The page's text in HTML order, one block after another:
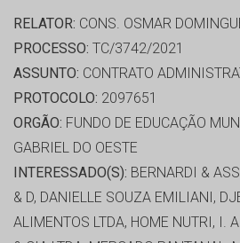
RELATOR: CONS. OSMAR
PROCESSO: TC/3742/2021
ASSUNTO: CONTRATO
PROTOCOLO: 2097651
ORGÃO: FUNDO DE EDUCAÇÃO
GABRIEL DO OESTE
INTERESSADO(S): BERNARDI &
& D, DANIELLE SOUZA EMILIANI,
ALIMENTOS LTDA, HOME NUTRI, I.